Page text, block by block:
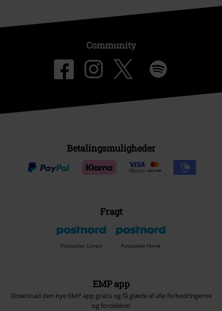
Community
Betalingsmuligheder
Fragt
Postpakke Collect Postpakke Home
EMP app
Download den nye EMP app gratis og få glæde af alle forbedringerne
og fordelene!